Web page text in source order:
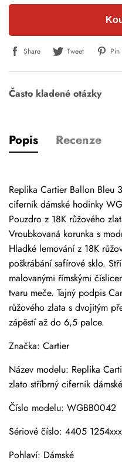
Share Tweet
Často kladené otázky
Popis Recenze
Replika Cartier Ballon Bleu
ciferník dámské hodinky
Pouzdro z 18K růžového
Vroubkovaná korunka s
Hladké lemování z 18K
poškrábání safírové sklo.
malovanými římskými
tvaru meče. Tajný podpis
růžového zlata s dvojitým
zápěstí až do 6,5 palce.
Značka: Cartier
Název modelu: Replika
zlato stříbrný ciferník
Číslo modelu: WGBB0042
Sériové číslo: 4405
Pohlaví: Dámské